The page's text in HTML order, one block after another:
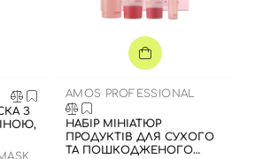
З
AMOS PROFESSIONAL
НАБІР МІНІАТЮР
ПРОДУКТІВ ДЛЯ СУХОГО
ТА ПОШКОДЖЕНОГО